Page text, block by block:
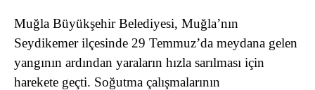
Muğla Büyükşehir Belediyesi, Muğla’nın
Seydikemer ilçesinde 29 Temmuz’da meydana gelen
yangının ardından yaraların hızla sarılması için
harekete geçti. Soğutma çalışmalarının